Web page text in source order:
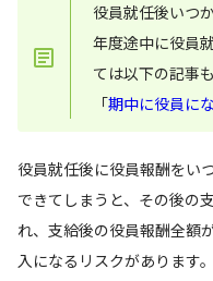
役員就任後いつ
年度途中に役員
ては以下の記事
「期中に役員に
役員就任後に役員報酬をい
できてしまうと、その後の
れ、支給後の役員報酬全額
入になるリスクがあります。